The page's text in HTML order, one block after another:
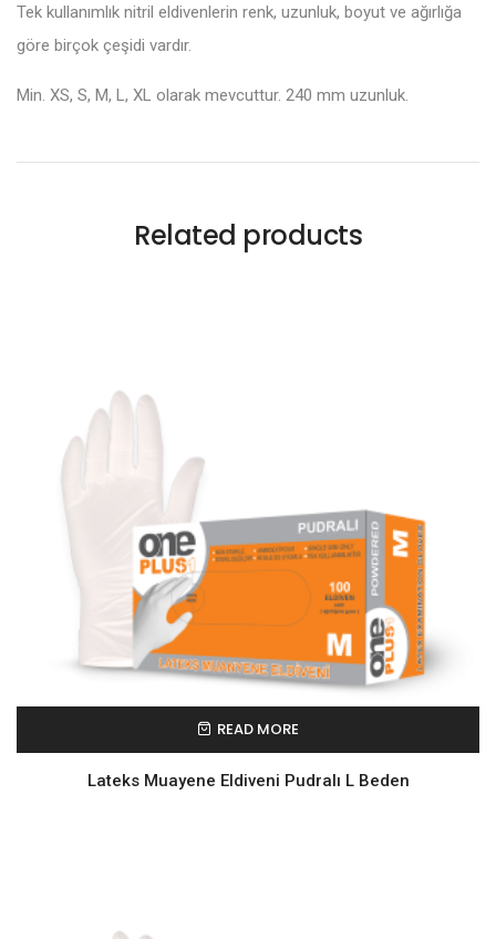
Tek kullanımlık nitril eldivenlerin renk, uzunluk, boyut ve ağırlığa
göre birçok çeşidi vardır.
Min. XS, S, M, L, XL olarak mevcuttur. 240 mm uzunluk.
Related products
READ MORE
Lateks Muayene Eldiveni Pudralı L Beden